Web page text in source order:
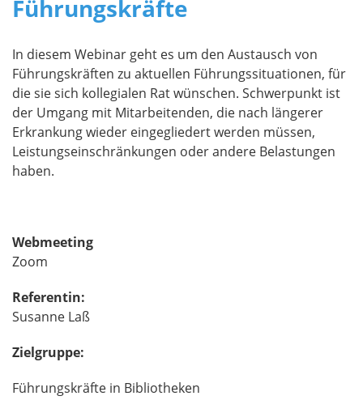
Führungskräfte
In diesem Webinar geht es um den Austausch von
Führungskräften zu aktuellen Führungssituationen, für
die sie sich kollegialen Rat wünschen. Schwerpunkt ist
der Umgang mit Mitarbeitenden, die nach längerer
Erkrankung wieder eingegliedert werden müssen,
Leistungseinschränkungen oder andere Belastungen
haben.
Webmeeting
Zoom
Referentin:
Susanne Laß
Zielgruppe:
Führungskräfte in Bibliotheken